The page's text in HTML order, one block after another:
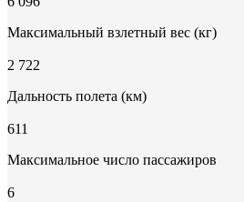
Максимальный взлетный вес (кг)
2 722
Дальность полета (км)
611
Максимальное число пассажиров
6